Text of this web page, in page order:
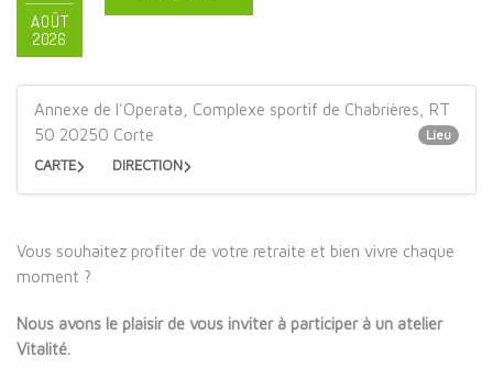
AOÛT
2026
Annexe de l'Operata, Complexe sportif de Chabrières, RT
50 20250 Corte
Lieu
CARTE DIRECTION
Vous souhaitez profiter de votre retraite et bien vivre chaque
moment ?
Nous avons le plaisir de vous inviter à participer à un atelier
Vitalité.